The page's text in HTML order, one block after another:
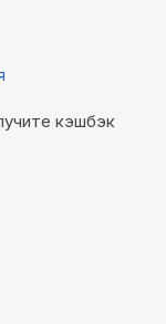
кэшбэк